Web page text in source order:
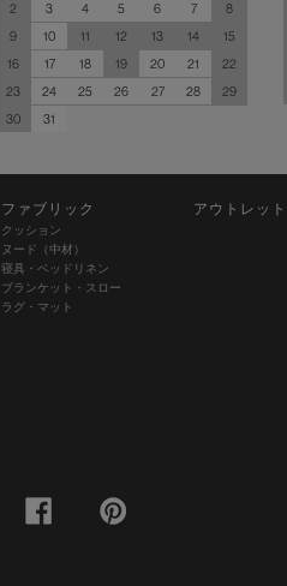
2
3 4 5 6 7
8
9
10 11 12 13 14
15
16
17 18 19 20 21
22
23
24 25 26 27 28
29
30
31
ファブリック
クッション
ヌード（中材）
寝具・ベッドリネン
ブランケット・スロー
ラグ・マット
アウトレット